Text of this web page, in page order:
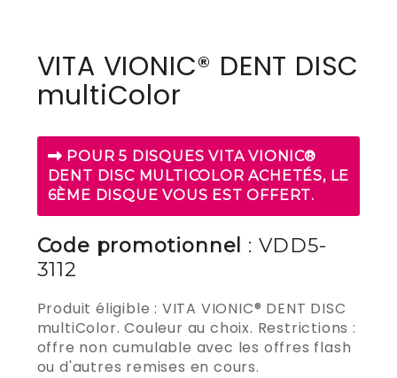
VITA VIONIC® DENT DISC
multiColor
POUR 5 DISQUES VITA VIONIC®
DENT DISC MULTICOLOR ACHETÉS, LE
6ÈME DISQUE VOUS EST OFFERT.
Code promotionnel : VDD5-
3112
Produit éligible : VITA VIONIC® DENT DISC
multiColor. Couleur au choix. Restrictions :
offre non cumulable avec les offres flash
ou d'autres remises en cours.